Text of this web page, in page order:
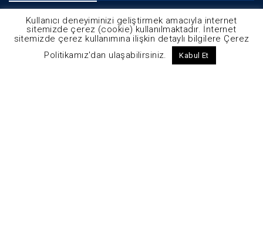
İletişim
Osmangazi mah. Gazi cad. No.3 Esenyurt, İstanbul
Kullanıcı deneyiminizi geliştirmek amacıyla internet
sitemizde çerez (cookie) kullanılmaktadır. İnternet
sitemizde çerez kullanımına ilişkin detaylı bilgilere Çerez
Politikamız'dan ulaşabilirsiniz.
Kabul Et